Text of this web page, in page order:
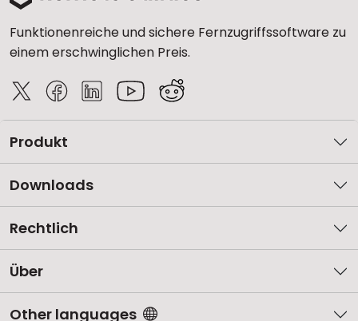
Funktionenreiche und sichere Fernzugriffssoftware zu
einem erschwinglichen Preis.
Produkt
Downloads
Rechtlich
Über
Other languages